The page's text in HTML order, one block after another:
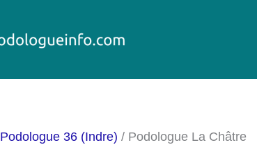
Podologue 36 (Indre) / Podologue La Châtre